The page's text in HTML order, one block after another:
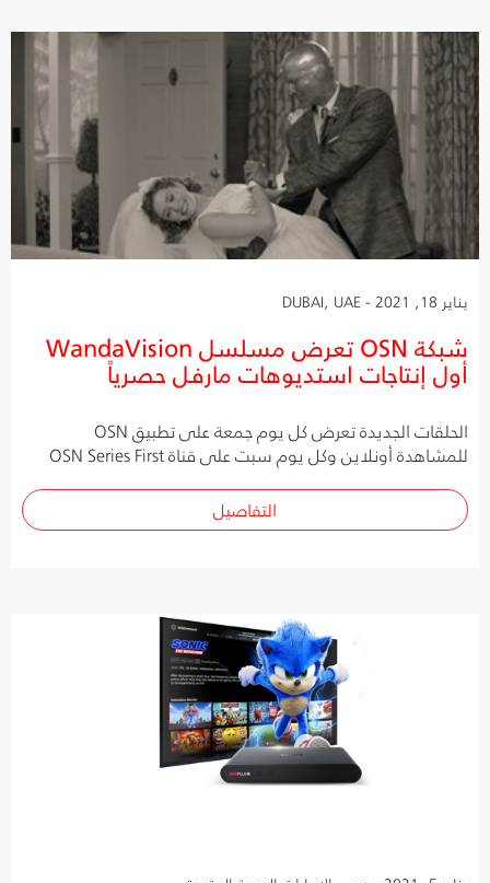
يناير 18, 2021 - DUBAI, UAE
شبكة OSN تعرض مسلسل WandaVision
أول إنتاجات استديوهات مارفل حصرياً
الحلقات الجديدة تعرض كل يوم جمعة على تطبيق OSN
للمشاهدة أونلاين وكل يوم سبت على قناة OSN Series First
التفاصيل